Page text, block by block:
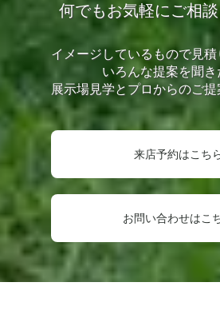
何でもお気軽にご相
イメージしているもので見
いろんな提案を聞き
展示場見学とプロからのご
来店予約はこち
お問い合わせはこ